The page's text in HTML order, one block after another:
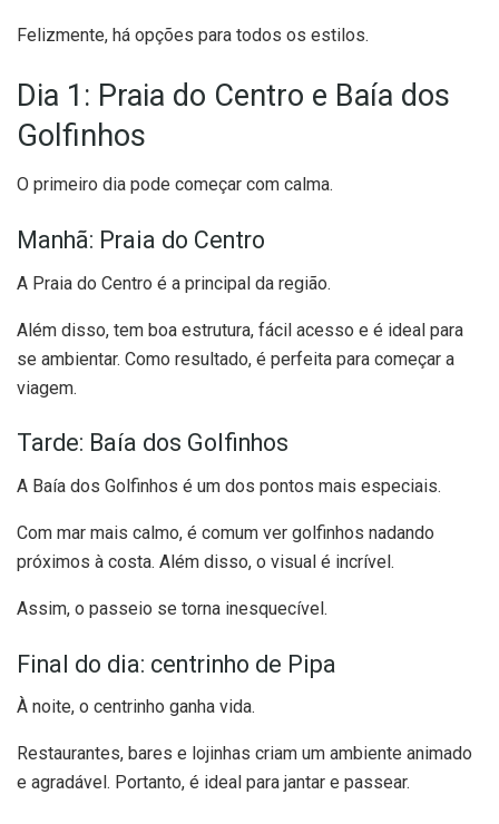
Felizmente, há opções para todos os estilos.
Dia 1: Praia do Centro e Baía dos
Golfinhos
O primeiro dia pode começar com calma.
Manhã: Praia do Centro
A Praia do Centro é a principal da região.
Além disso, tem boa estrutura, fácil acesso e é ideal para
se ambientar. Como resultado, é perfeita para começar a
viagem.
Tarde: Baía dos Golfinhos
A Baía dos Golfinhos é um dos pontos mais especiais.
Com mar mais calmo, é comum ver golfinhos nadando
próximos à costa. Além disso, o visual é incrível.
Assim, o passeio se torna inesquecível.
Final do dia: centrinho de Pipa
À noite, o centrinho ganha vida.
Restaurantes, bares e lojinhas criam um ambiente animado
e agradável. Portanto, é ideal para jantar e passear.